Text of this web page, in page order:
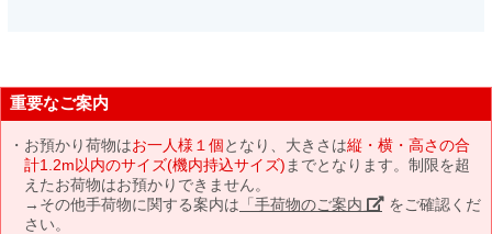
重要なご案内
お預かり荷物はお一人様１個となり、大きさは縦・横・高さの合
計1.2m以内のサイズ(機内持込サイズ) までとなります。制限を超
えたお荷物はお預かりできません。
→その他手荷物に関する案内は 「手荷物のご案内」 をご確認くだ
さい。